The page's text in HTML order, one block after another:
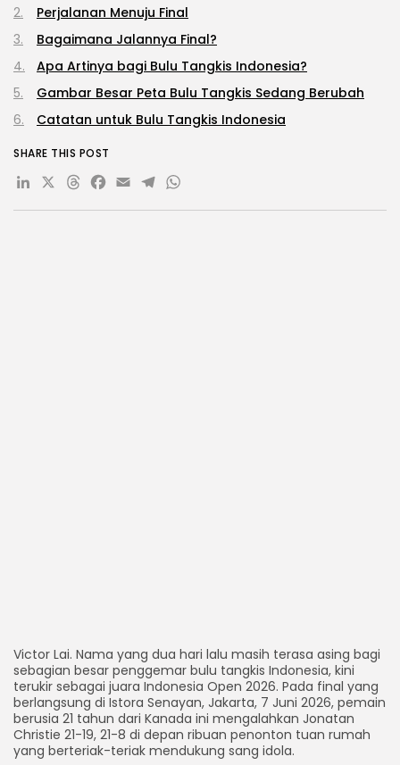
Victor Lai. Nama yang dua hari lalu masih terasa asing bagi
sebagian besar penggemar bulu tangkis Indonesia, kini
terukir sebagai juara Indonesia Open 2026. Pada final yang
berlangsung di Istora Senayan, Jakarta, 7 Juni 2026, pemain
berusia 21 tahun dari Kanada ini mengalahkan Jonatan
Christie 21-19, 21-8 di depan ribuan penonton tuan rumah
yang berteriak-teriak mendukung sang idola.
Perjalanan Menuju Final
Bagaimana Jalannya Final?
Apa Artinya bagi Bulu Tangkis Indonesia?
Gambar Besar Peta Bulu Tangkis Sedang Berubah
Catatan untuk Bulu Tangkis Indonesia
SHARE THIS POST
LinkedIn
X Threads
Facebook
Email
Telegram
WhatsApp